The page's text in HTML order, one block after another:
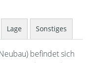
Lage Sonstiges
befindet sich